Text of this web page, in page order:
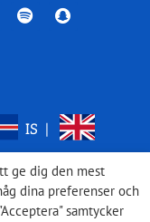
IS
ge dig den mest
dina preferenser och
samtycker